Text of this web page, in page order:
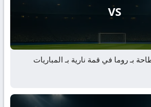
VS
بـ روما في قمة نارية بـ المباريات